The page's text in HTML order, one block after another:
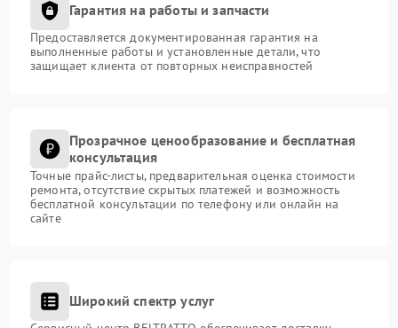
Гарантия на работы и запчасти
Предоставляется документированная гарантия на
выполненные работы и установленные детали, что
защищает клиента от повторных неисправностей
Прозрачное ценообразование и бесплатная
консультация
Точные прайс-листы, предварительная оценка стоимости
ремонта, отсутствие скрытых платежей и возможность
бесплатной консультации по телефону или онлайн на
сайте
Широкий спектр услуг